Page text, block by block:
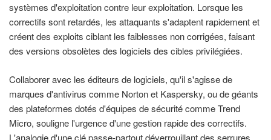
systèmes d'exploitation contre leur exploitation. Lorsque les
correctifs sont retardés, les attaquants s'adaptent rapidement et
créent des exploits ciblant les faiblesses non corrigées, faisant
des versions obsolètes des logiciels des cibles privilégiées.
Collaborer avec les éditeurs de logiciels, qu'il s'agisse de
marques d'antivirus comme Norton et Kaspersky, ou de géants
des plateformes dotés d'équipes de sécurité comme Trend
Micro, souligne l'urgence d'une gestion rapide des correctifs.
L'analogie d'une clé passe-partout déverrouillant des serrures